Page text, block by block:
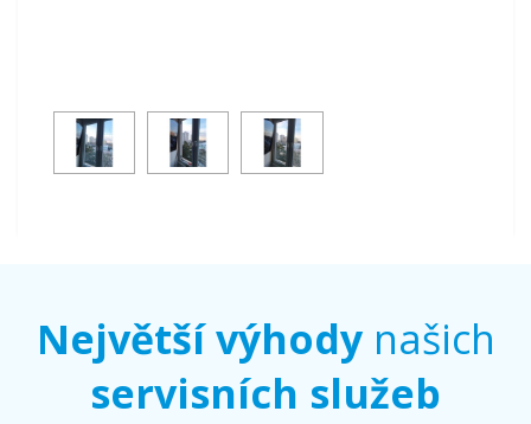
Největší výhodynašich
servisních služeb